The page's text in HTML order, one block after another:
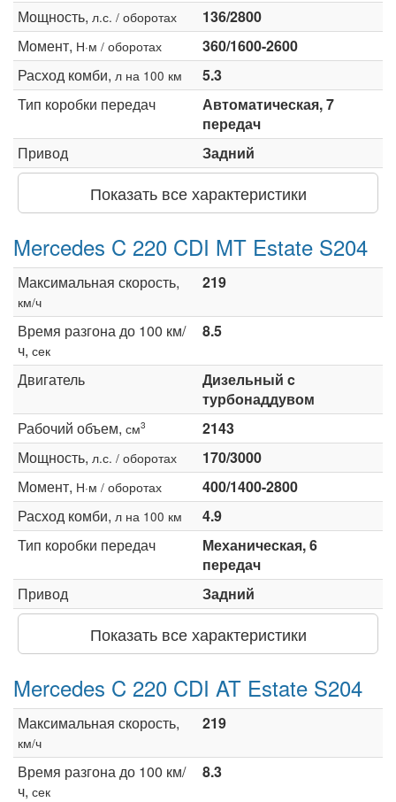
Мощность, л.с. / оборотах
136/2800
Момент, Н·м / оборотах
360/1600-2600
Расход комби, л на 100 км
5.3
Тип коробки передач
Автоматическая, 7
передач
Привод
Задний
Показать все характеристики
Mercedes C 220 CDI MT Estate S204
Максимальная скорость,
км/ч
219
Время разгона до 100 км/
ч, сек
8.5
Двигатель
Дизельный c
турбонаддувом
Рабочий объем, см3
2143
Мощность, л.с. / оборотах
170/3000
Момент, Н·м / оборотах
400/1400-2800
Расход комби, л на 100 км
4.9
Тип коробки передач
Механическая, 6
передач
Привод
Задний
Показать все характеристики
Mercedes C 220 CDI AT Estate S204
Максимальная скорость,
км/ч
219
Время разгона до 100 км/
ч, сек
8.3